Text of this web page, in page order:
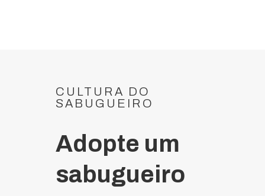
CULTURA DO
SABUGUEIRO
Adopte um
sabugueiro